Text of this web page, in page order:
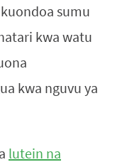
sumu
kwa watu
kwa nguvu ya
lutein na